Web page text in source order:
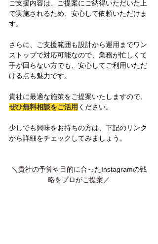
ご支援内容は、ご提案にご納得いただいた上
で実施されるため、安心して依頼いただけま
す。
さらに、ご支援範囲も設計から運用までワン
ストップで対応可能なので、業務が忙しくて
手が回らない方でも、安心してご利用いただ
ける点も魅力です。
貴社に最適な施策をご提案いたしますので、
ぜひ無料相談をご活用 ください。
少しでも興味をお持ちの方は、下記のリンク
から詳細をチェックしてみましょう。
＼貴社の予算や目的に合ったInstagramの戦
略をプロがご提案／